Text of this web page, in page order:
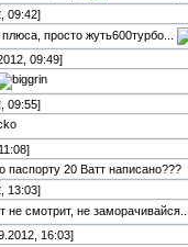
09:42]
плюса, просто жуть600турбо...
09:49]
09:55]
паспорту 20 Ватт написано???
13:03]
не смотрит, не заморачивайся...
16:03]